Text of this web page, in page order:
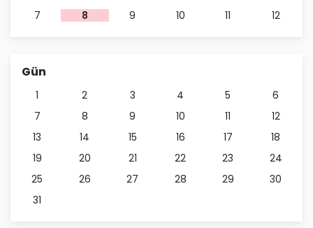
7
8 9 10 11 12
Gün
1 2 3 4 5
6
7
8 9 10 11
12
13
14 15 16 17
18
19
20 21 22 23
24
25
26 27 28 29
30
31